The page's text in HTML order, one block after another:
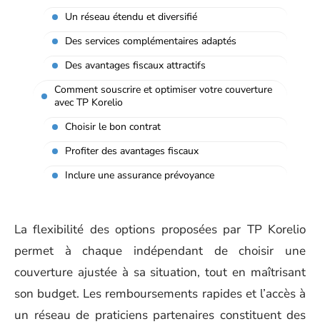
Un réseau étendu et diversifié
Des services complémentaires adaptés
Des avantages fiscaux attractifs
Comment souscrire et optimiser votre couverture
avec TP Korelio
Choisir le bon contrat
Profiter des avantages fiscaux
Inclure une assurance prévoyance
La flexibilité des options proposées par TP Korelio
permet à chaque indépendant de choisir une
couverture ajustée à sa situation, tout en maîtrisant
son budget. Les remboursements rapides et l’accès à
un réseau de praticiens partenaires constituent des